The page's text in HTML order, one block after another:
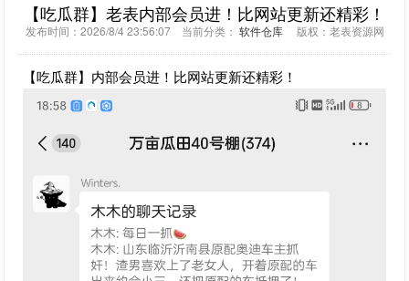
【吃瓜群】老表内部会员进！比网站更新还精彩！
发布时间：2026/8/4 23:56:07 当前分类： 软件仓库版权：老表资源网
【吃瓜群】内部会员进！比网站更新还精彩！